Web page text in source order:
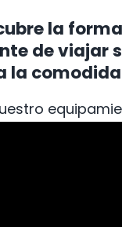
la
de viajar
la